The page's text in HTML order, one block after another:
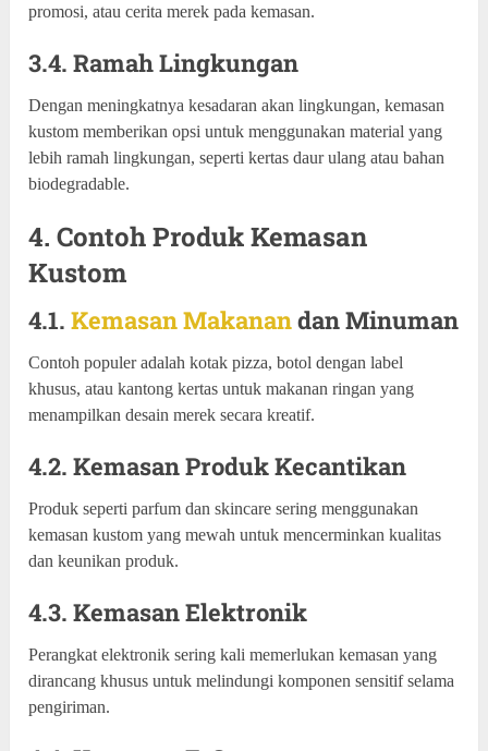
promosi, atau cerita merek pada kemasan.
3.4. Ramah Lingkungan
Dengan meningkatnya kesadaran akan lingkungan, kemasan
kustom memberikan opsi untuk menggunakan material yang
lebih ramah lingkungan, seperti kertas daur ulang atau bahan
biodegradable.
4. Contoh Produk Kemasan
Kustom
4.1.Kemasan Makanandan Minuman
Contoh populer adalah kotak pizza, botol dengan label
khusus, atau kantong kertas untuk makanan ringan yang
menampilkan desain merek secara kreatif.
4.2. Kemasan Produk Kecantikan
Produk seperti parfum dan skincare sering menggunakan
kemasan kustom yang mewah untuk mencerminkan kualitas
dan keunikan produk.
4.3. Kemasan Elektronik
Perangkat elektronik sering kali memerlukan kemasan yang
dirancang khusus untuk melindungi komponen sensitif selama
pengiriman.